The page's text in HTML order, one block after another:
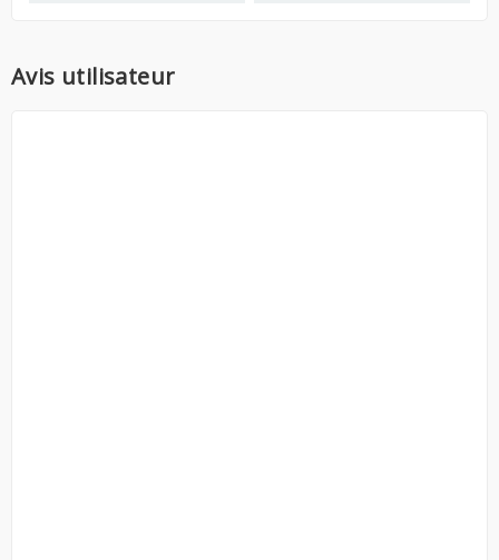
Avis utilisateur